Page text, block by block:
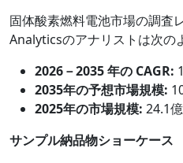
固体酸素燃料電池市場の調査
Analyticsのアナリストは次の
2026－2035 年の CAGR:
2035年の予想市場規模:
2025年の市場規模: 24.1
サンプル納品物ショーケース